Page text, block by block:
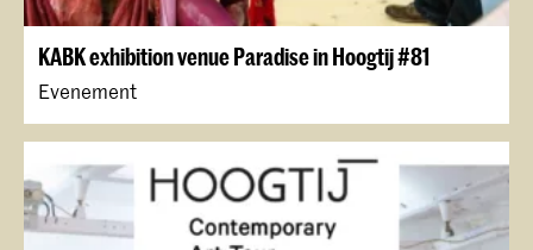
KABK exhibition venue Paradise in Hoogtij #81
Evenement